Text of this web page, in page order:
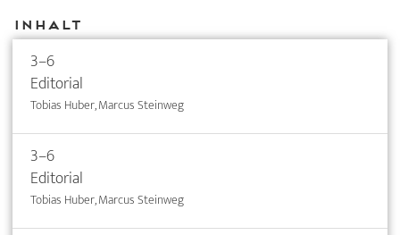
Inhalt
3–6
Editorial
Tobias Huber, Marcus Steinweg
3–6
Editorial
Tobias Huber, Marcus Steinweg